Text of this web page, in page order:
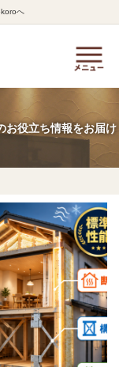
へ
お役立ち情報をお届け